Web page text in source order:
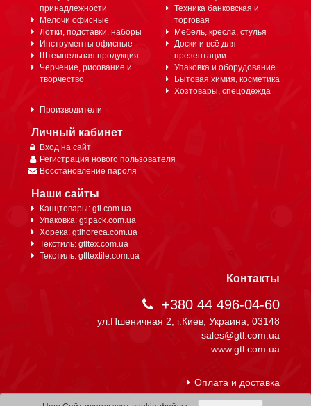
принадлежности
Мелочи офисные
Лотки, подставки, наборы
Инструменты офисные
Штемпельная продукция
Черчение, рисование и
творчество
Техника банковская и
торговая
Мебель, кресла, стулья
Доски и всё для
презентации
Упаковка и оборудование
Бытовая химия, косметика
Хозтовары, спецодежда
Производители
Личный кабинет
Вход на сайт
Регистрация нового пользователя
Восстановление пароля
Наши сайты
Канцтовары: gtl.com.ua
Упаковка: gtlpack.com.ua
Хорека: gtlhoreca.com.ua
Текстиль: gtltex.com.ua
Текстиль: gtltextile.com.ua
Контакты
+380 44 496-04-60
ул.Пшеничная 2, г.Киев, Украина, 03148
sales@gtl.com.ua
www.gtl.com.ua
Оплата и доставка